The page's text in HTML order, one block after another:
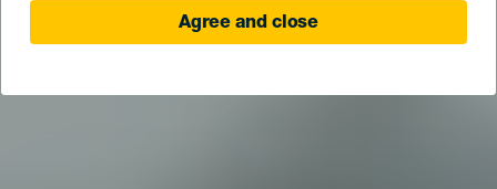
Agree and close